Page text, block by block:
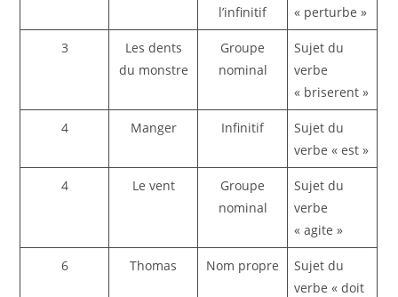
l’infinitif
« perturbe »
3
Les dents
du monstre
Groupe
nominal
Sujet du
verbe
« briserent »
4 Manger Infinitif
Sujet du
verbe « est »
4 Le vent
Groupe
nominal
Sujet du
verbe
« agite »
6 Thomas Nom propre
Sujet du
verbe « doit